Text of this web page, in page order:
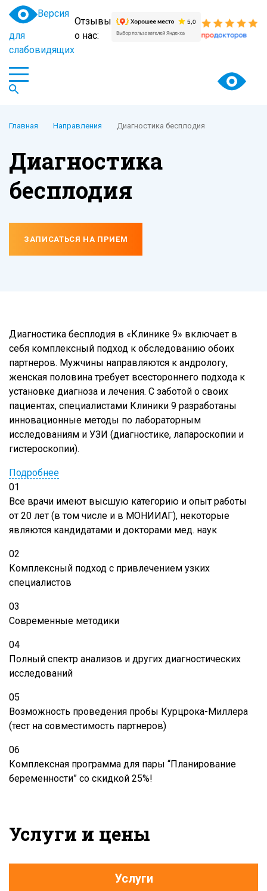
Версия
для
слабовидящих
Отзывы
о нас:
Главная Направления Диагностика бесплодия
Диагностика
бесплодия
ЗАПИСАТЬСЯ НА ПРИЕМ
Диагностика бесплодия в «Клинике 9» включает в
себя комплексный подход к обследованию обоих
партнеров. Мужчины направляются к андрологу,
женская половина требует всестороннего подхода к
установке диагноза и лечения. С заботой о своих
пациентах, специалистами Клиники 9 разработаны
инновационные методы по лабораторным
исследованиям и УЗИ (диагностике, лапароскопии и
гистероскопии).
Подробнее
01
Все врачи имеют высшую категорию и опыт работы
от 20 лет (в том числе и в МОНИИАГ), некоторые
являются кандидатами и докторами мед. наук
02
Комплексный подход с привлечением узких
специалистов
03
Современные методики
04
Полный спектр анализов и других диагностических
исследований
05
Возможность проведения пробы Курцрока-Миллера
(тест на совместимость партнеров)
06
Комплексная программа для пары “Планирование
беременности” со скидкой 25%!
Услуги и цены
Услуги